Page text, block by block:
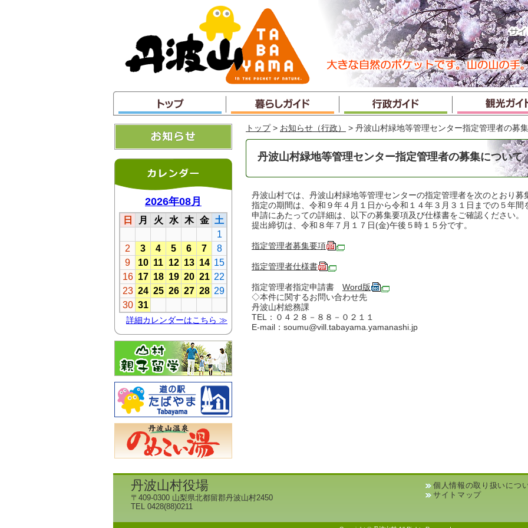
ャ
ン
プ
トップ > お知らせ（行政） > 丹波山村緑地等管理センター指定管理者の募
丹波山村緑地等管理センター指定管理者の募集について
丹波山村では、丹波山村緑地等管理センターの指定管理者を次のとおり募
指定の期間は、令和９年４月１日から令和１４年３月３１日までの５年間
申請にあたっての詳細は、以下の募集要項及び仕様書をご確認ください。
提出締切は、令和８年７月１７日(金)午後５時１５分です。
指定管理者募集要項
指定管理者仕様書
指定管理者指定申請書 Word版
◇本件に関するお問い合わせ先
丹波山村総務課
TEL：０４２８－８８－０２１１
E-mail：soumu@vill.tabayama.yamanashi.jp
丹波山村役場
〒409-0300 山梨県北都留郡丹波山村2450
TEL 0428(88)0211
個人情報の取り扱いにつ
サイトマップ